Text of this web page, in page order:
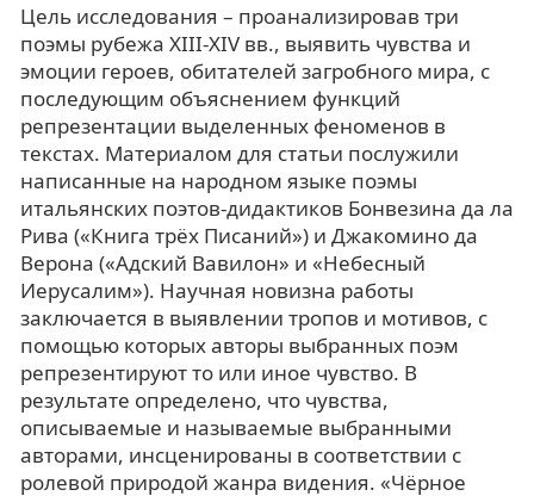
Цель исследования – проанализировав три
поэмы рубежа XIII-XIV вв., выявить чувства и
эмоции героев, обитателей загробного мира, с
последующим объяснением функций
репрезентации выделенных феноменов в
текстах. Материалом для статьи послужили
написанные на народном языке поэмы
итальянских поэтов-дидактиков Бонвезина да ла
Рива («Книга трёх Писаний») и Джакомино да
Верона («Адский Вавилон» и «Небесный
Иерусалим»). Научная новизна работы
заключается в выявлении тропов и мотивов, с
помощью которых авторы выбранных поэм
репрезентируют то или иное чувство. В
результате определено, что чувства,
описываемые и называемые выбранными
авторами, инсценированы в соответствии с
ролевой природой жанра видения. «Чёрное